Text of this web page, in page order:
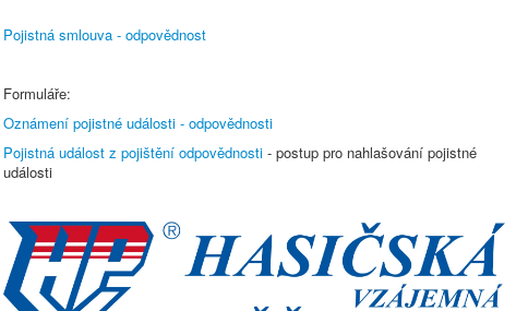
Pojistná smlouva - odpovědnost
Formuláře:
Oznámení pojistné události - odpovědnosti
Pojistná událost z pojištění odpovědnosti - postup pro nahlašování pojistné
události